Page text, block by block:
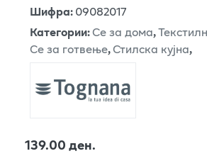
Шифра:09082017
Категории:Се за дома,
Се за готвење,Стилска кујна,
139.00 ден.